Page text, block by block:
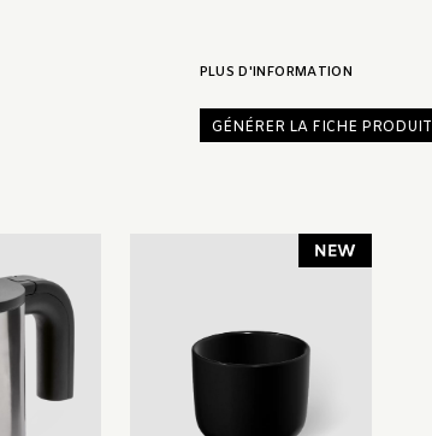
PLUS D'INFORMATION
GÉNÉRER LA FICHE PRODUIT